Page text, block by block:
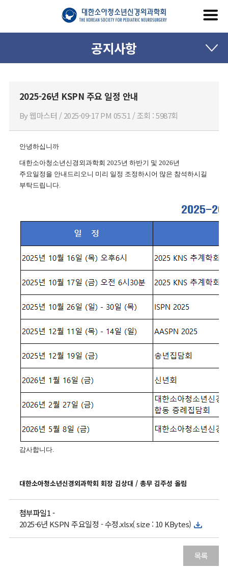
공지사항
2025-26년 KSPN 주요 일정 안내
By 웹마스터 / 2025-09-17 PM 05:51 / 조회 : 5987회
안녕하십니까
대한소아청소년신경외과학회 2025년 하반기 및 2026년
주요일정을 안내드리오니 미리 일정 조정하시어 많은 참석하시길
부탁드립니다.
감사합니다.
대한소아청소년신경외과학회 회장 김상대 / 총무 김주성 올림
첨부파일1 -
2025-6년 KSPN 주요일정 - 수정.xlsx( size : 10 KBytes)
목록